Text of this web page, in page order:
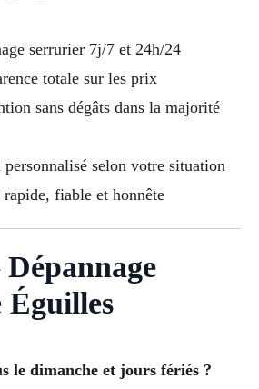
serrurier 7j/7 et 24h/24
totale sur les prix
sans dégâts dans la majorité
personnalisé selon votre situation
rapide, fiable et honnête
le dimanche et jours fériés ?